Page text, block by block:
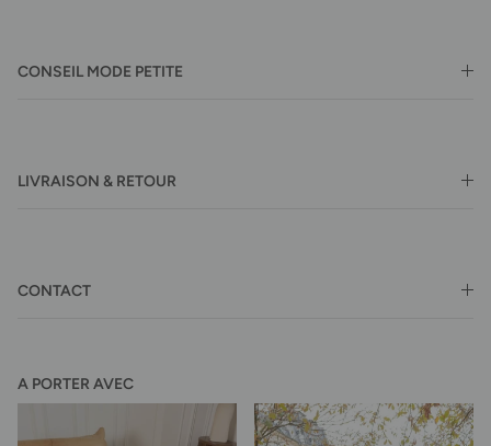
CONSEIL MODE PETITE
LIVRAISON & RETOUR
CONTACT
A PORTER AVEC